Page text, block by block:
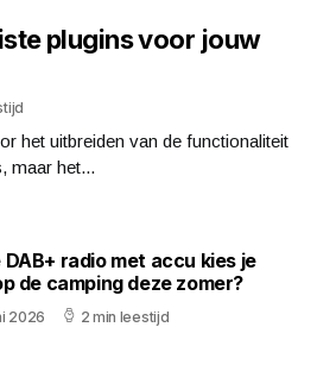
plugins voor jouw
het uitbreiden van de functionaliteit
maar het...
DAB+ radio met accu kies je
de camping deze zomer?
2026 2 min leestijd